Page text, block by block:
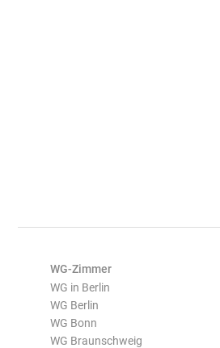
WG-Zimmer
WG in Berlin
WG Berlin
WG Bonn
WG Braunschweig